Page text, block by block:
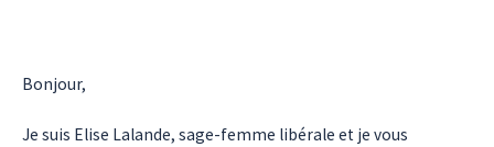
Bonjour,
Je suis Elise Lalande, sage-femme libérale et je vous